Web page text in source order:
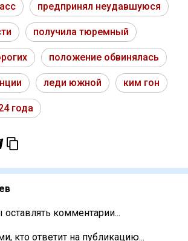
предпринял неудавшуюся
получила тюремный
положение обвинялась
леди южной ким гон
года
оставлять комментарии...
кто ответит на публикацию...